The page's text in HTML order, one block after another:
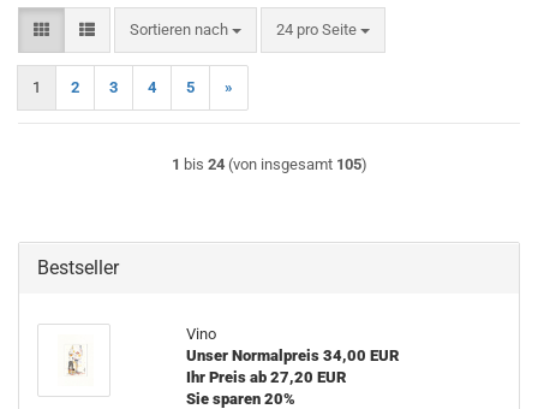
Sortieren nach
Sortieren nach 24 pro Seite
pro Seite
1 2 3 4 5 »
1 bis 24(von insgesamt 105)
Bestseller
Vino
Unser Normalpreis 34,00 EUR
Ihr Preis ab 27,20 EUR
Sie sparen 20%